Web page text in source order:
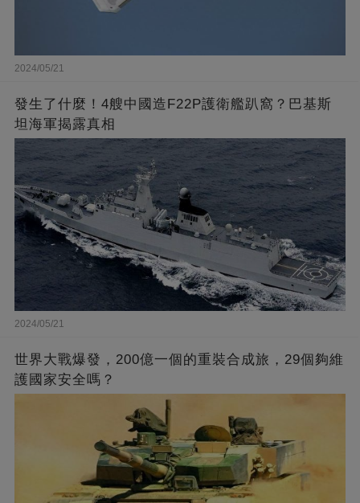
2024/05/21
發生了什麼！4艘中國造F22P護衛艦趴窩？巴基斯
坦海軍揭露真相
2024/05/21
世界大戰爆發，200億一個的重裝合成旅，29個夠維
護國家安全嗎？